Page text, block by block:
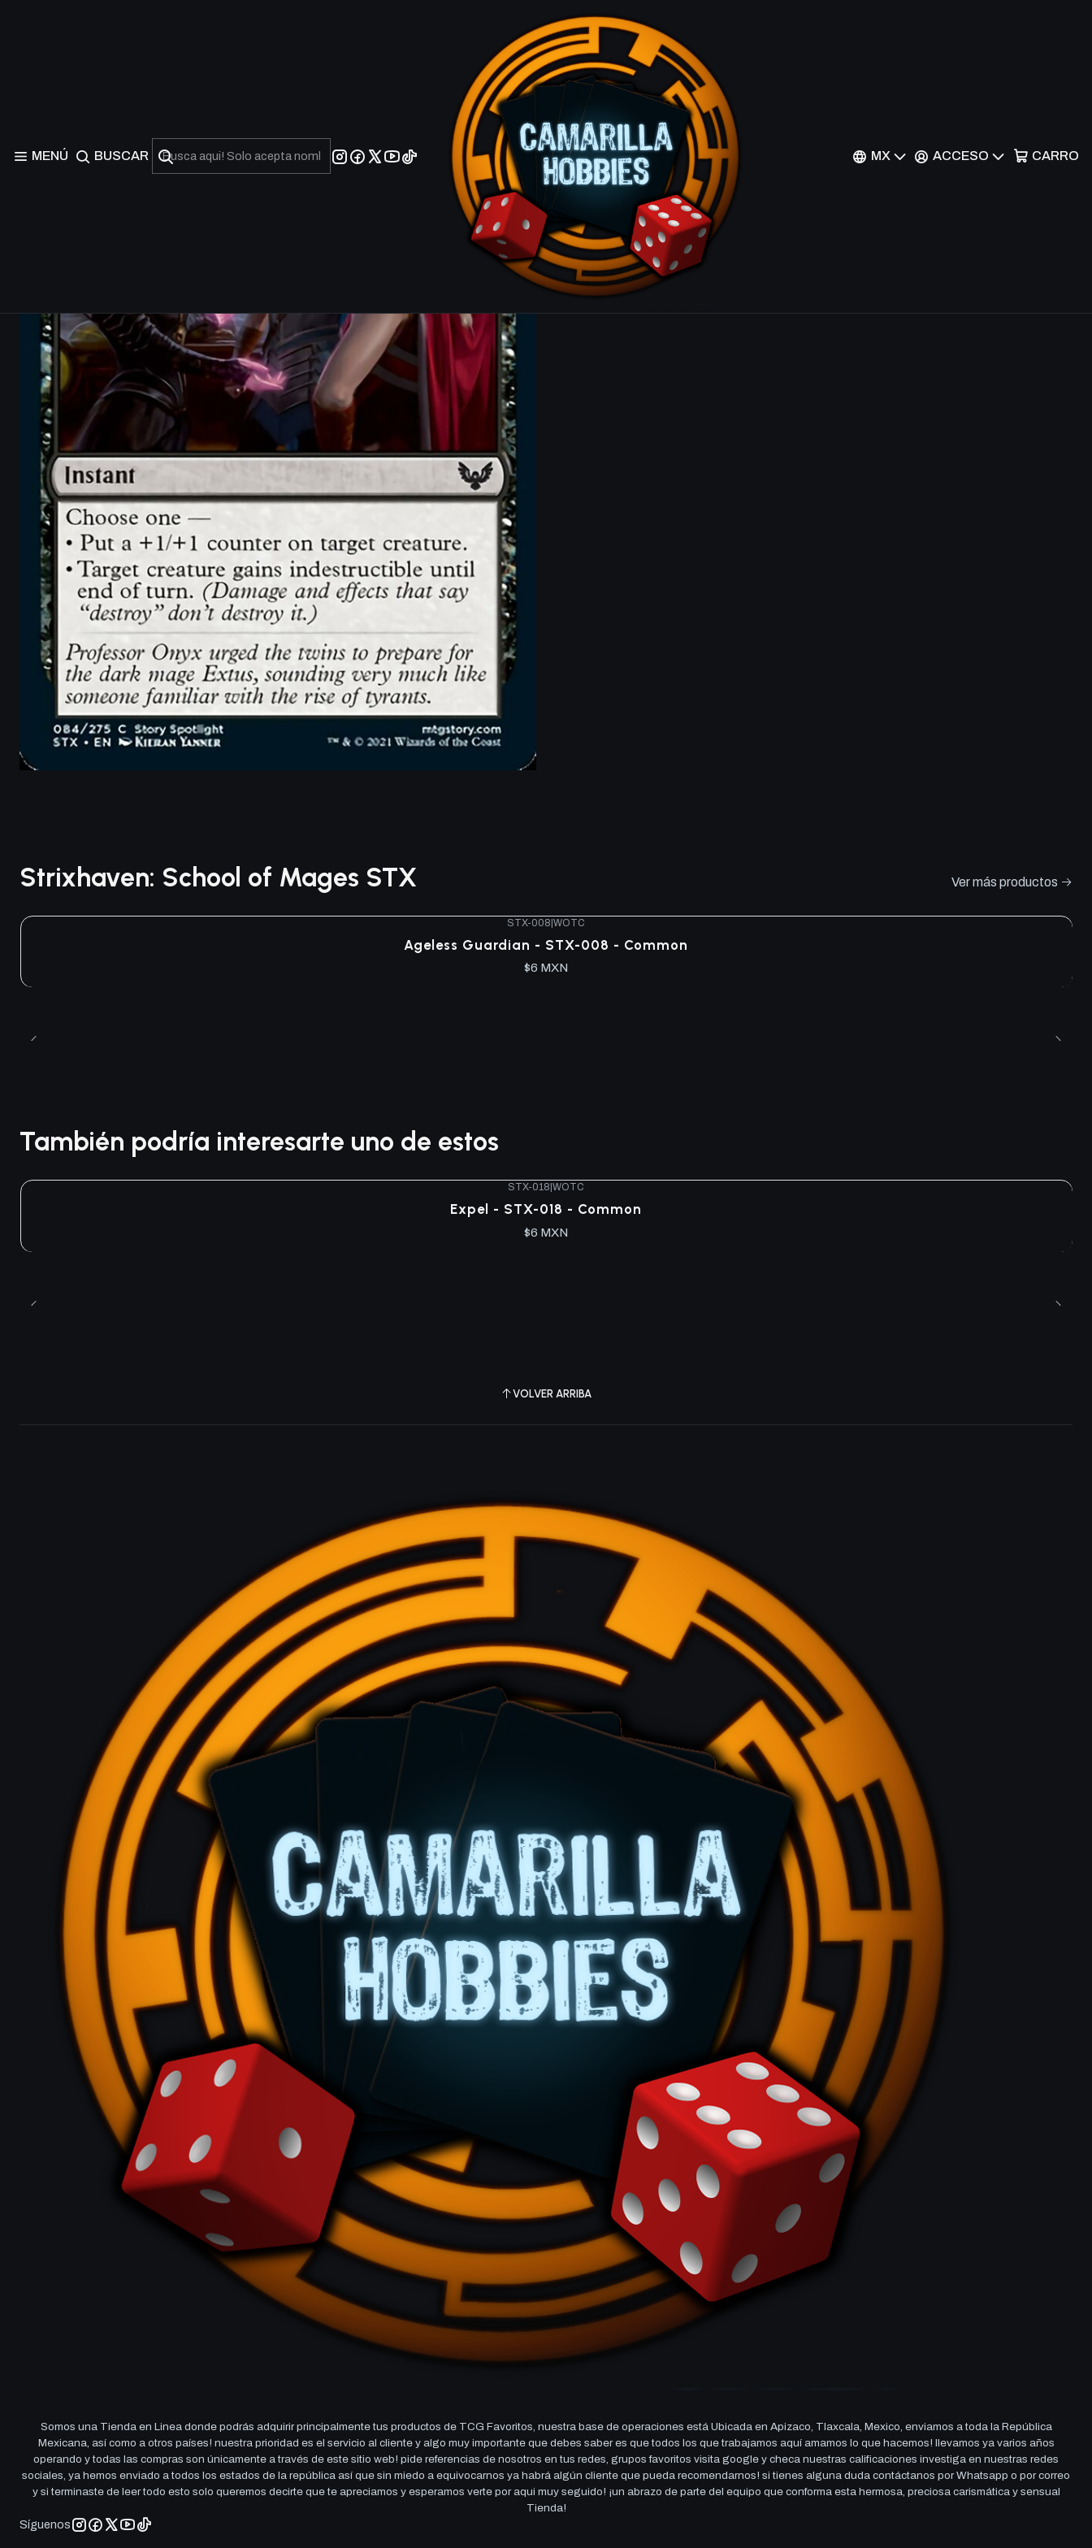
MENÚ BUSCAR MX ACCESO CARRO
Professor's Warning - STX-084 -
Common
Cantidad
Agregar al Carrito
|
Mostrar stock de ubicaciones
COMPARTIR ESTE PRODUCTO
Strixhaven: School of Mages STX Ver más productos
STX-008|WOTC
Ageless Guardian - STX-008 - Common
$6 MXN
También podría interesarte uno de estos
STX-018 WOTC
Expel - STX-018 - Common
$6 MXN
VOLVER ARRIBA
Somos una Tienda en Linea donde podrás adquirir principalmente tus productos de TCG Favoritos, nuestra base de operaciones está Ubicada en Apizaco, Tlaxcala, Mexico, enviamos a toda la República
Mexicana, así como a otros países! nuestra prioridad es el servicio al cliente y algo muy importante que debes saber es que todos los que trabajamos aquí amamos lo que hacemos! llevamos ya varios años
operando y todas las compras son únicamente a través de este sitio web! pide referencias de nosotros en tus redes, grupos favoritos visita google y checa nuestras calificaciones investiga en nuestras redes
sociales, ya hemos enviado a todos los estados de la república así que sin miedo a equivocarnos ya habrá algún cliente que pueda recomendarnos! si tienes alguna duda contáctanos por Whatsapp o por correo
y si terminaste de leer todo esto solo queremos decirte que te apreciamos y esperamos verte por aqui muy seguido! ¡un abrazo de parte del equipo que conforma esta hermosa, preciosa carismática y sensual
Tienda!
Síguenos